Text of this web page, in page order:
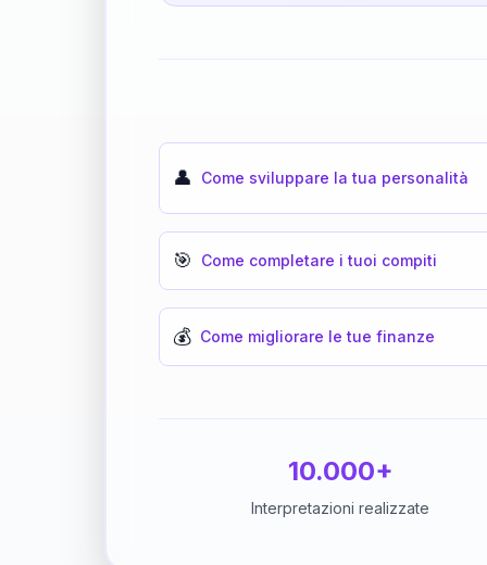
👤 Come sviluppare la tua personalità
🎯 Come completare i tuoi compiti
💰 Come migliorare le tue finanze
10.000+
Interpretazioni realizzate